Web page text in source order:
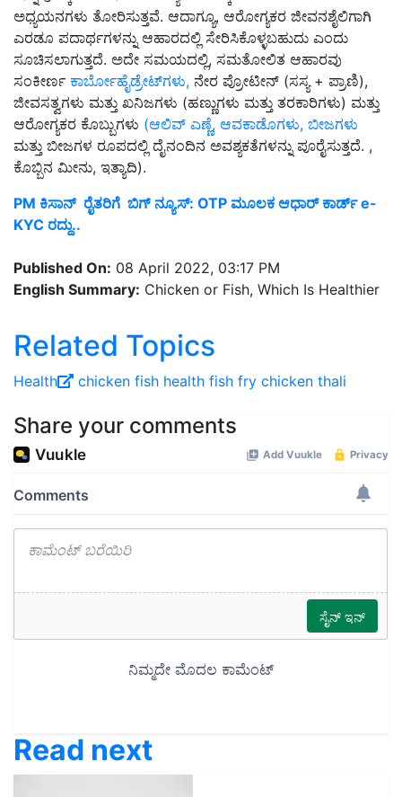
ಅಧ್ಯಯನಗಳು ತೋರಿಸುತ್ತವೆ. ಆದಾಗ್ಯೂ, ಆರೋಗ್ಯಕರ ಜೀವನಶೈಲಿಗಾಗಿ
ಎರಡೂ ಪದಾರ್ಥಗಳನ್ನು ಆಹಾರದಲ್ಲಿ ಸೇರಿಸಿಕೊಳ್ಳಬಹುದು ಎಂದು
ಸೂಚಿಸಲಾಗುತ್ತದೆ. ಅದೇ ಸಮಯದಲ್ಲಿ, ಸಮತೋಲಿತ ಆಹಾರವು
ಸಂಕೀರ್ಣ ಕಾರ್ಬೋಹೈಡ್ರೇಟ್‌ಗಳು, ನೇರ ಪ್ರೋಟೀನ್ (ಸಸ್ಯ + ಪ್ರಾಣಿ),
ಜೀವಸತ್ವಗಳು ಮತ್ತು ಖನಿಜಗಳು (ಹಣ್ಣುಗಳು ಮತ್ತು ತರಕಾರಿಗಳು) ಮತ್ತು
ಆರೋಗ್ಯಕರ ಕೊಬ್ಬುಗಳು (ಆಲಿವ್ ಎಣ್ಣೆ, ಆವಕಾಡೊಗಳು, ಬೀಜಗಳು
ಮತ್ತು ಬೀಜಗಳ ರೂಪದಲ್ಲಿ ದೈನಂದಿನ ಅವಶ್ಯಕತೆಗಳನ್ನು ಪೂರೈಸುತ್ತದೆ. ,
ಕೊಬ್ಬಿನ ಮೀನು, ಇತ್ಯಾದಿ).
PM ಕಿಸಾನ್‌ ರೈತರಿಗೆ ಬಿಗ್‌ ನ್ಯೂಸ್‌: OTP ಮೂಲಕ ಆಧಾರ್‌ ಕಾರ್ಡ್‌ e-
KYC ರದ್ದು..
Published On: 08 April 2022, 03:17 PM
English Summary: Chicken or Fish, Which Is Healthier
Related Topics
Health chicken fish health fish fry chicken thali
Share your comments
Read next